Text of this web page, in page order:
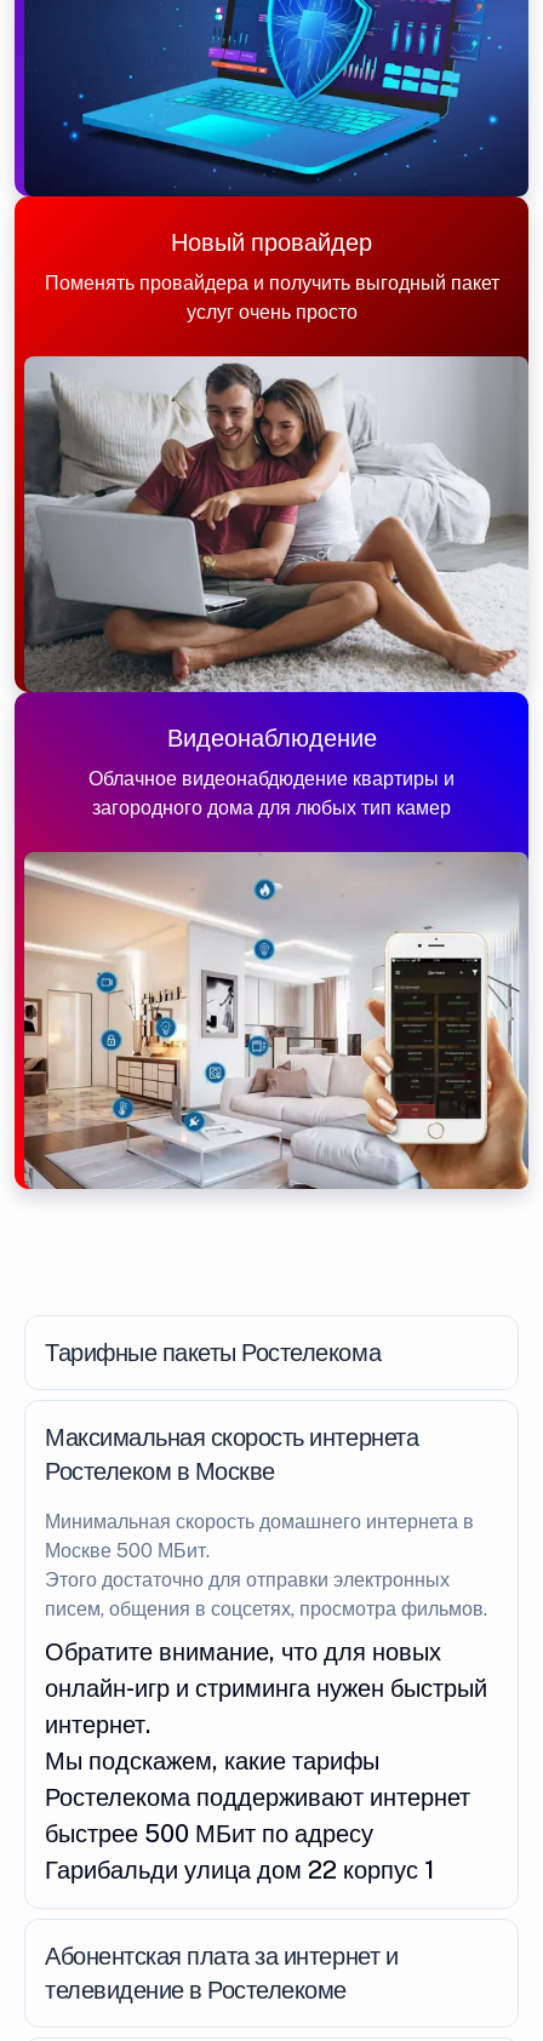
Новый провайдер
Поменять провайдера и получить выгодный пакет
услуг очень просто
Видеонаблюдение
Облачное видеонабдюдение квартиры и
загородного дома для любых тип камер
Тарифные пакеты Ростелекома
Максимальная скорость интернета
Ростелеком в Москве
Минимальная скорость домашнего интернета в
Москве 500 МБит.
Этого достаточно для отправки электронных
писем, общения в соцсетях, просмотра фильмов.
Обратите внимание, что для новых
онлайн-игр и стриминга нужен быстрый
интернет.
Мы подскажем, какие тарифы
Ростелекома поддерживают интернет
быстрее 500 МБит по адресу
Гарибальди улица дом 22 корпус 1
Абонентская плата за интернет и
телевидение в Ростелекоме